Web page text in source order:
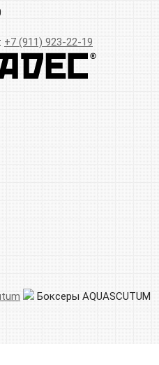
+7 (911) 923-22-19
Боксеры AQUASCUTUM